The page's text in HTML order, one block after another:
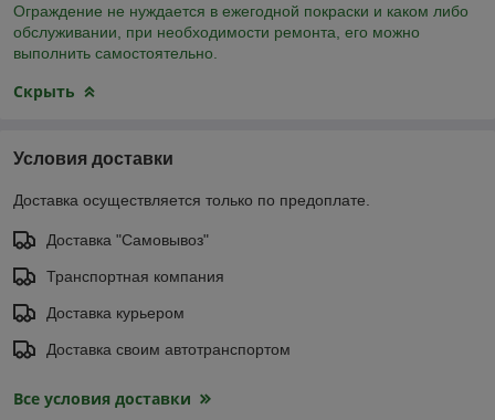
Ограждение не нуждается в ежегодной покраски и каком либо
обслуживании, при необходимости ремонта, его можно
выполнить самостоятельно.
Скрыть
Условия доставки
Доставка осуществляется только по предоплате.
Доставка "Самовывоз"
Транспортная компания
Доставка курьером
Доставка своим автотранспортом
Все условия доставки